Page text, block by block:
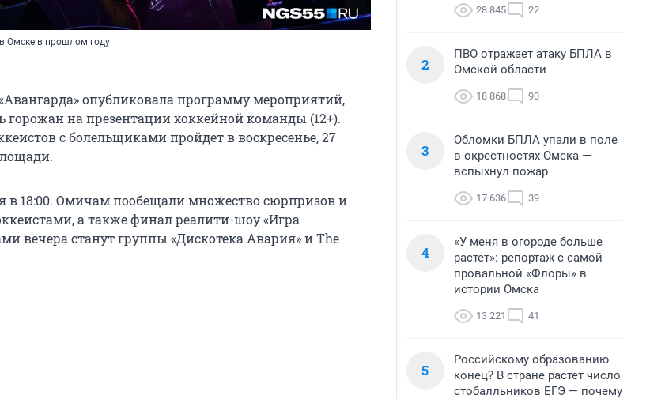
Омске в прошлом году
опубликовала программу мероприятий,
горожан на презентации хоккейной команды (12+).
с болельщиками пройдет в воскресенье, 27
в 18:00. Омичам пообещали множество сюрпризов и
а также финал реалити-шоу «Игра
вечера станут группы «Дискотека Авария» и The
28 845 22
2
ПВО отражает атаку БПЛА в
Омской области
18 868 90
3
Обломки БПЛА упали в поле
в окрестностях Омска —
вспыхнул пожар
17 636 39
4
«У меня в огороде больше
растет»: репортаж с самой
провальной «Флоры» в
истории Омска
13 221 41
5
Российскому образованию
конец? В стране растет число
стобалльников ЕГЭ — почему